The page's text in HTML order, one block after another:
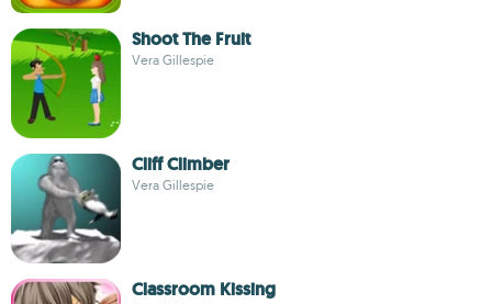
Shoot The Fruit
Vera Gillespie
Cliff Climber
Vera Gillespie
Classroom Kissing